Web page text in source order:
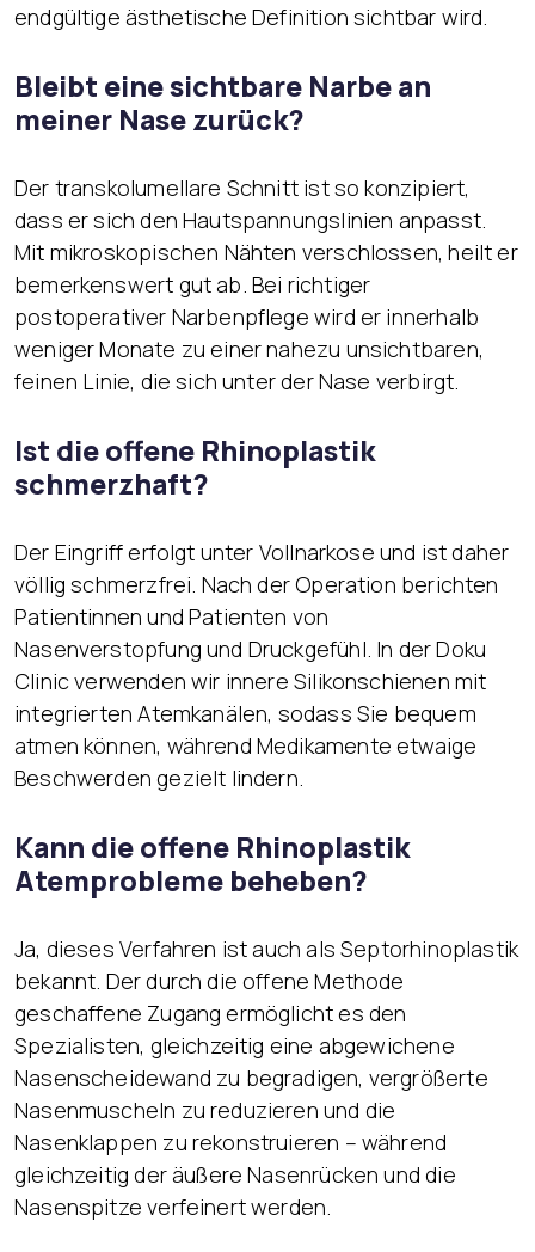
endgültige ästhetische Definition sichtbar wird.
Bleibt eine sichtbare Narbe an
meiner Nase zurück?
Der transkolumellare Schnitt ist so konzipiert,
dass er sich den Hautspannungslinien anpasst.
Mit mikroskopischen Nähten verschlossen, heilt er
bemerkenswert gut ab. Bei richtiger
postoperativer Narbenpflege wird er innerhalb
weniger Monate zu einer nahezu unsichtbaren,
feinen Linie, die sich unter der Nase verbirgt.
Ist die offene Rhinoplastik
schmerzhaft?
Der Eingriff erfolgt unter Vollnarkose und ist daher
völlig schmerzfrei. Nach der Operation berichten
Patientinnen und Patienten von
Nasenverstopfung und Druckgefühl. In der Doku
Clinic verwenden wir innere Silikonschienen mit
integrierten Atemkanälen, sodass Sie bequem
atmen können, während Medikamente etwaige
Beschwerden gezielt lindern.
Kann die offene Rhinoplastik
Atemprobleme beheben?
Ja, dieses Verfahren ist auch als Septorhinoplastik
bekannt. Der durch die offene Methode
geschaffene Zugang ermöglicht es den
Spezialisten, gleichzeitig eine abgewichene
Nasenscheidewand zu begradigen, vergrößerte
Nasenmuscheln zu reduzieren und die
Nasenklappen zu rekonstruieren – während
gleichzeitig der äußere Nasenrücken und die
Nasenspitze verfeinert werden.